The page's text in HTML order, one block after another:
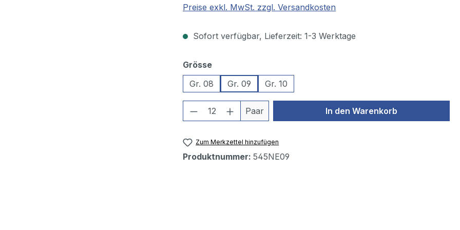
Preise exkl. MwSt. zzgl. Versandkosten
Sofort verfügbar, Lieferzeit: 1-3 Werktage
Grösseauswählen
Gr. 08
Gr. 09 Gr. 10
Produkt Anzahl: Gib den gewünschten Wert
Paar In den Warenkorb
Zum Merkzettel hinzufügen
Produktnummer: 545NE09